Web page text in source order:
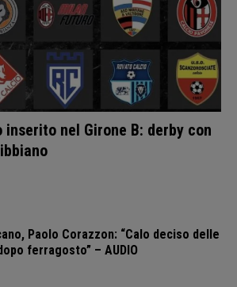
nel Girone B: derby con
Paolo Corazzon: “Calo deciso delle
ferragosto” – AUDIO